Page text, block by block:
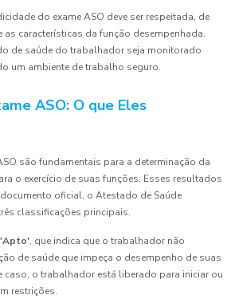
do exame ASO deve ser respeitada, de
características da função desempenhada.
de saúde do trabalhador seja monitorado
um ambiente de trabalho seguro.
ASO: O que Eles
são fundamentais para a determinação da
o exercício de suas funções. Esses resultados
oficial, o Atestado de Saúde
classificações principais.
'Apto', que indica que o trabalhador não
de saúde que impeça o desempenho de suas
caso, o trabalhador está liberado para iniciar ou
restrições.